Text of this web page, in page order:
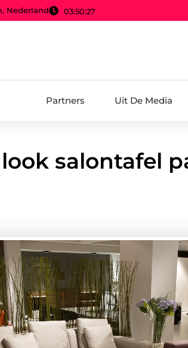
Nederland 03:50:28
Partners Uit De Media
salontafel